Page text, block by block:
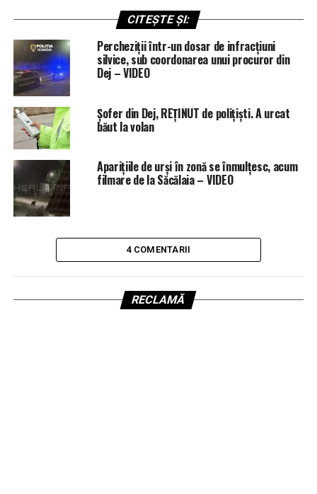
CITEȘTE ȘI:
Percheziții într-un dosar de infracțiuni
silvice, sub coordonarea unui procuror din
Dej – VIDEO
Șofer din Dej, REȚINUT de polițiști. A urcat
băut la volan
Aparițiile de urși în zonă se înmulțesc, acum
filmare de la Săcălaia – VIDEO
4 COMENTARII
RECLAMĂ